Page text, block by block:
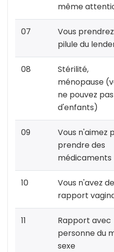
même
07
Vous
pilule du
08
Stérilité,
ménopause
ne pouvez
d'enfants)
09
Vous n'aimez
prendre des
médicaments
10
Vous n'avez de
rapport
11
Rapport avec
personne du
sexe